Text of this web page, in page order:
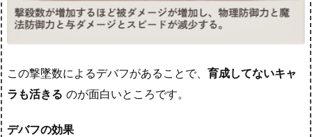
この撃墜数によるデバフがあることで、 育成してないキャ
ラも活きる のが面白いところです。
デバフの効果